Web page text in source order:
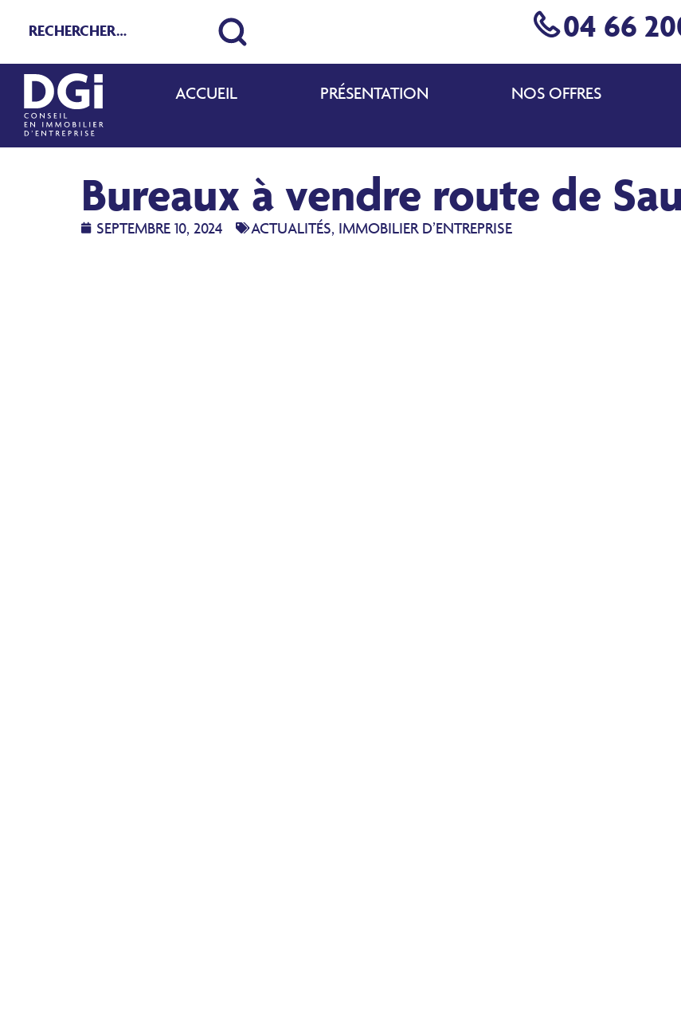
04 66
ACCUEIL PRÉSENTATION NOS OFFRES
Bureaux à vendre route de
SEPTEMBRE 10, 2024 ACTUALITÉS, IMMOBILIER D’ENTREPRISE